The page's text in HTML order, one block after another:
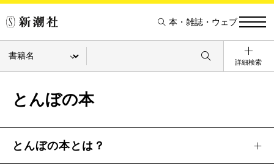
本・雑誌・ウェブ
詳細検索
とんぼの本
とんぼの本とは？